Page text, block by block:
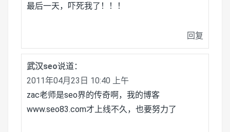
最后一天，吓死我了！！！
回复
武汉seo说道：
2011年04月23日 10:40 上午
zac老师是seo界的传奇啊，我的博客
www.seo83.com才上线不久，也要努力了